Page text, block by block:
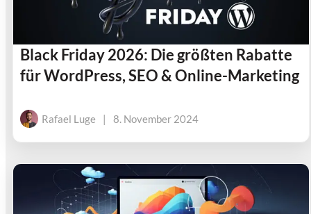
Black Friday 2026: Die größten Rabatte
für WordPress, SEO & Online-Marketing
Rafael Luge 8. November 2024